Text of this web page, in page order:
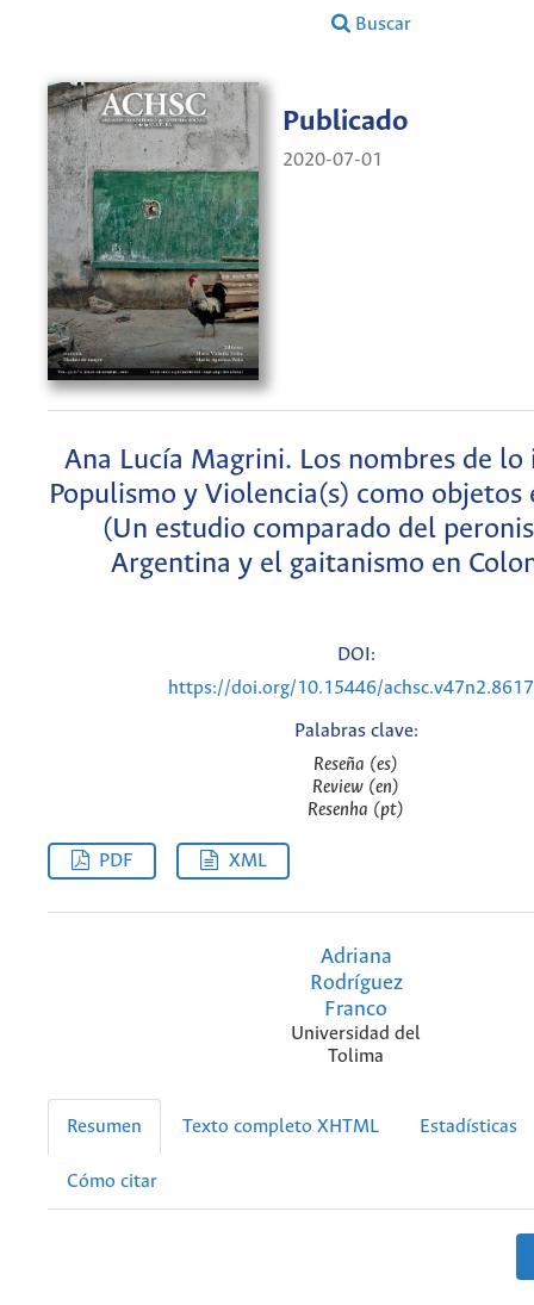
Buscar
Publicado
2020-07-01
Ana Lucía Magrini. Los nombres de lo
Populismo y Violencia(s) como objetos
(Un estudio comparado del
Argentina y el gaitanismo en
DOI:
https://doi.org/10.15446/
Palabras clave:
Reseña (es)
Review (en)
Resenha (pt)
PDF XML
Adriana
Rodríguez
Franco
Universidad del
Tolima
Resumen Texto completo XHTML Estadísticas
Cómo citar